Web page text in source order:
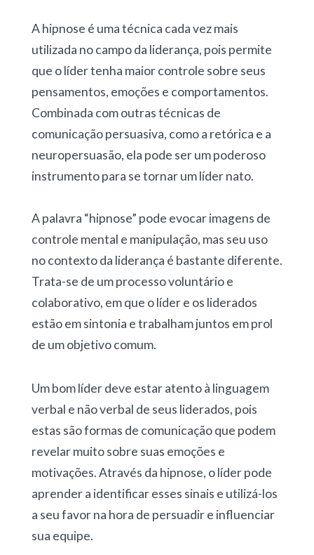
A hipnose é uma técnica cada vez mais
utilizada no campo da liderança, pois permite
que o líder tenha maior controle sobre seus
pensamentos, emoções e comportamentos.
Combinada com outras técnicas de
comunicação persuasiva, como a retórica e a
neuropersuasão, ela pode ser um poderoso
instrumento para se tornar um líder nato.
A palavra “hipnose” pode evocar imagens de
controle mental e manipulação, mas seu uso
no contexto da liderança é bastante diferente.
Trata-se de um processo voluntário e
colaborativo, em que o líder e os liderados
estão em sintonia e trabalham juntos em prol
de um objetivo comum.
Um bom líder deve estar atento à linguagem
verbal e não verbal de seus liderados, pois
estas são formas de comunicação que podem
revelar muito sobre suas emoções e
motivações. Através da hipnose, o líder pode
aprender a identificar esses sinais e utilizá-los
a seu favor na hora de persuadir e influenciar
sua equipe.